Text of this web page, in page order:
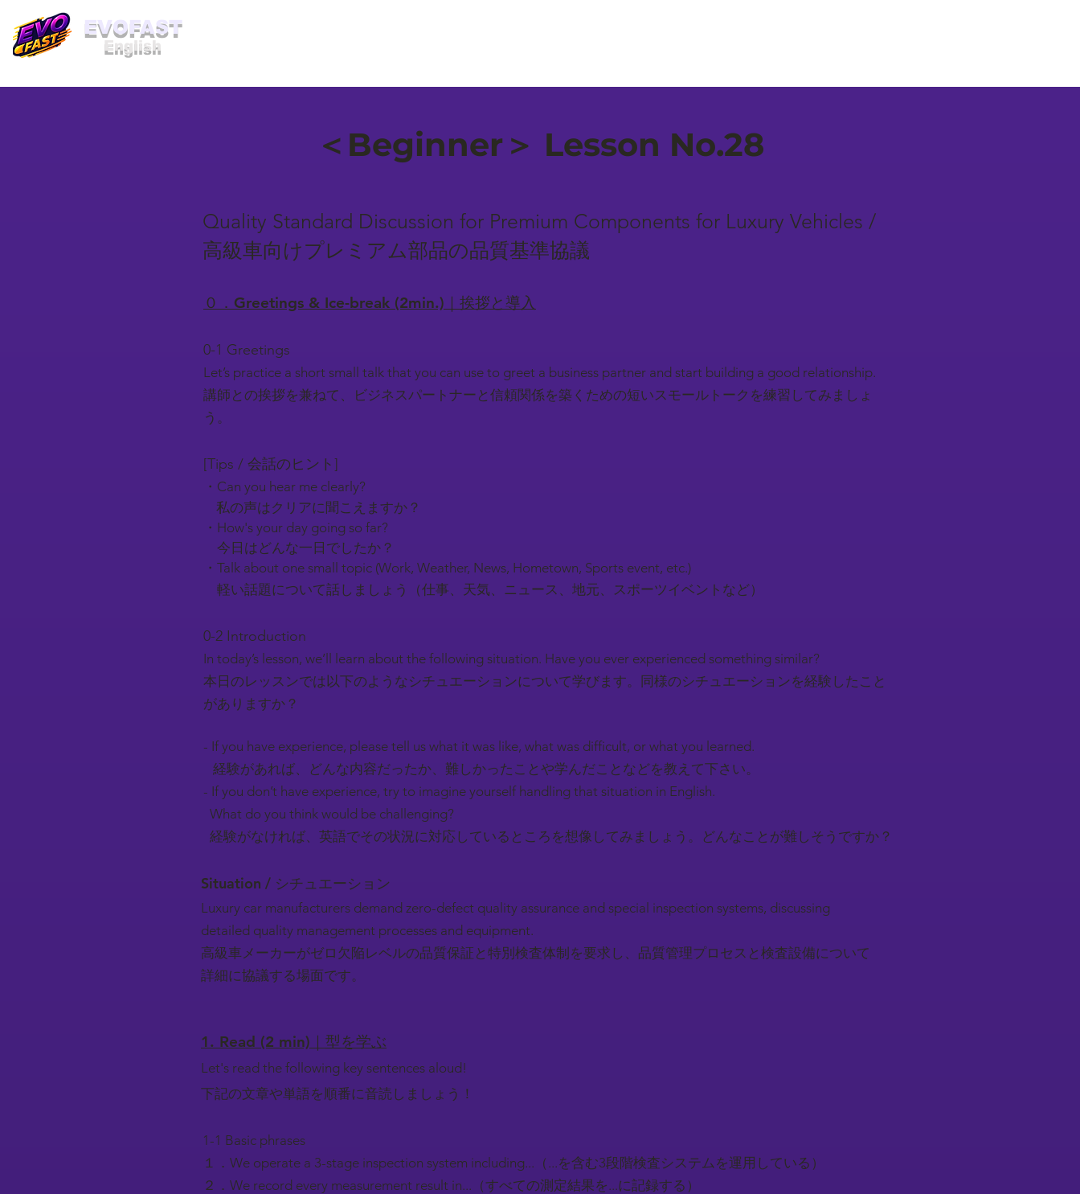
​EVOFAST
English
＜Beginner＞ Lesson No.28
Quality Standard Discussion for Premium Components for Luxury Vehicles /
高級車向けプレミアム部品の品質基準協議
０．Greetings & Ice-break (2min.)｜挨拶と導入
0-1 Greetings
Let’s practice a short small talk that you can use to greet a business partner and start building a good relationship.
講師との挨拶を兼ねて、ビジネスパートナーと信頼関係を築くための短いスモールトークを練習してみましょ
う。
[Tips / 会話のヒント]
・Can you hear me clearly?
私の声はクリアに聞こえますか？
・How's your day going so far?
今日はどんな一日でしたか？
・Talk about one small topic (Work, Weather, News, Hometown, Sports event, etc.)
軽い話題について話しましょう（仕事、天気、ニュース、地元、スポーツイベントなど）
0-2 Introduction​
In today’s lesson, we’ll learn about the following situation. Have you ever experienced something similar?
本日のレッスンでは以下のようなシチュエーションについて学びます。同様のシチュエーションを経験したこと
がありますか？​
- If you have experience, please tell us what it was like, what was difficult, or what you learned.
経験があれば、どんな内容だったか、難しかったことや学んだことなどを教えて下さい。
- If you don’t have experience, try to imagine yourself handling that situation in English.
What do you think would be challenging?
経験がなければ、英語でその状況に対応しているところを想像してみましょう。どんなことが難しそうですか？
Situation / シチュエーション
Luxury car manufacturers demand zero-defect quality assurance and special inspection systems, discussing
detailed quality management processes and equipment.
高級車メーカーがゼロ欠陥レベルの品質保証と特別検査体制を要求し、品質管理プロセスと検査設備について
詳細に協議する場面です。
1. Read (2 min)｜型を学ぶ
Let's read the following key sentences aloud!
下記の文章や単語を順番に音読しましょう！
1-1 Basic phrases
１．We operate a 3-stage inspection system including...（...を含む3段階検査システムを運用している）
２．We record every measurement result in...（すべての測定結果を...に記録する）